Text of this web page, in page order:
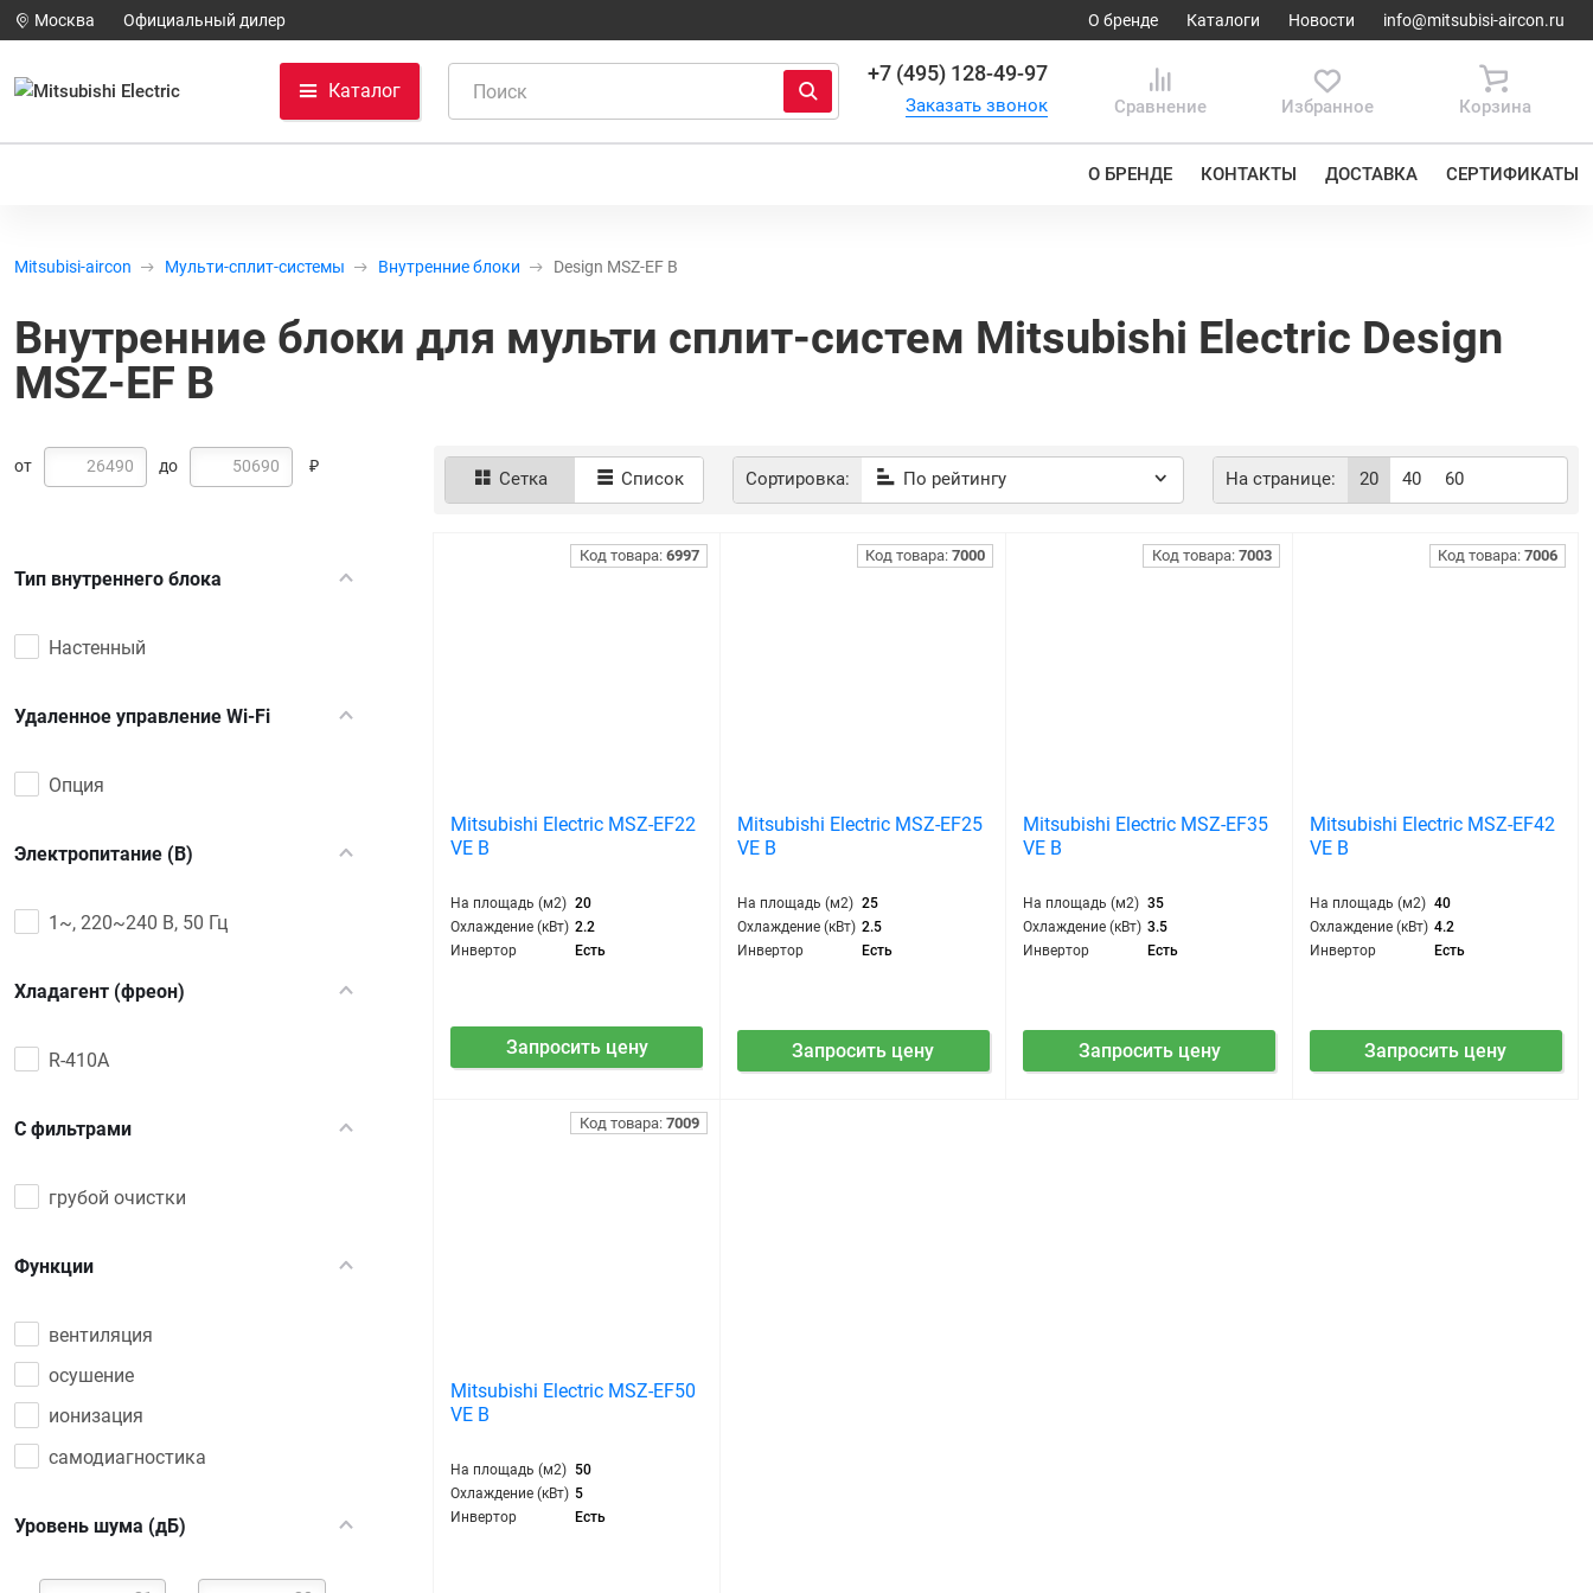
Москва Официальный дилер О бренде Каталоги Новости info@mitsubisi-aircon.ru
Каталог
+7 (495) 128-49-97
Заказать звонок Сравнение Избранное Корзина
О БРЕНДЕ КОНТАКТЫ ДОСТАВКА СЕРТИФИКАТЫ
Mitsubisi-aircon Мульти-сплит-системы Внутренние блоки Design MSZ-EF B
Внутренние блоки для мульти сплит-систем Mitsubishi Electric Design
MSZ-EF B
от до
Тип внутреннего блока
Настенный
Удаленное управление Wi-Fi
Опция
Электропитание (В)
1~, 220~240 В, 50 Гц
Хладагент (фреон)
R-410A
С фильтрами
грубой очистки
Функции
вентиляция
осушение
ионизация
самодиагностика
Уровень шума (дБ)
Сетка Список Сортировка: По рейтингу На странице: 20 40 60
Код товара: 6997
Mitsubishi Electric MSZ-EF22
VE B
На площадь (м2) 20
Охлаждение (кВт) 2.2
Инвертор
Есть
Запросить цену
Код товара: 7000
Mitsubishi Electric MSZ-EF25
VE B
На площадь (м2) 25
Охлаждение (кВт) 2.5
Инвертор
Есть
Запросить цену
Код товара: 7003
Mitsubishi Electric MSZ-EF35
VE B
На площадь (м2) 35
Охлаждение (кВт) 3.5
Инвертор
Есть
Запросить цену
Код товара: 7006
Mitsubishi Electric MSZ-EF42
VE B
На площадь (м2) 40
Охлаждение (кВт) 4.2
Инвертор
Есть
Запросить цену
Код товара: 7009
Mitsubishi Electric MSZ-EF50
VE B
На площадь (м2) 50
Охлаждение (кВт) 5
Инвертор
Есть